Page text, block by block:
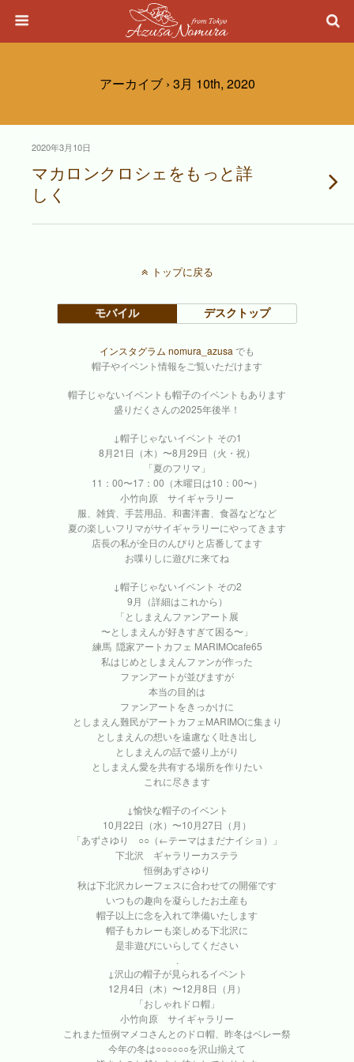
アーカイブ › 3月 10th, 2020
2020年3月10日
マカロンクロシェをもっと詳
しく
トップに戻る
モバイル デスクトップ
インスタグラム nomura_azusa でも
帽子やイベント情報をご覧いただけます
帽子じゃないイベントも帽子のイベントもあります
盛りだくさんの2025年後半！
↓帽子じゃないイベント その1
8月21日（木）〜8月29日（火・祝）
「夏のフリマ」
11：00〜17：00（木曜日は10：00〜）
小竹向原 サイギャラリー
服、雑貨、手芸用品、和書洋書、食器などなど
夏の楽しいフリマがサイギャラリーにやってきます
店長の私が全日のんびりと店番してます
お喋りしに遊びに来てね
↓帽子じゃないイベント その2
9月（詳細はこれから）
「としまえんファンアート展
〜としまえんが好きすぎて困る〜」
練馬 隠家アートカフェ MARIMOcafe65
私はじめとしまえんファンが作った
ファンアートが並びますが
本当の目的は
ファンアートをきっかけに
としまえん難民がアートカフェMARIMOに集まり
としまえんの想いを遠慮なく吐き出し
としまえんの話で盛り上がり
としまえん愛を共有する場所を作りたい
これに尽きます
↓愉快な帽子のイベント
10月22日（水）〜10月27日（月）
「あずさゆり ○○（←テーマはまだナイショ）」
下北沢 ギャラリーカステラ
恒例あずさゆり
秋は下北沢カレーフェスに合わせての開催です
いつもの趣向を凝らしたお土産も
帽子以上に念を入れて準備いたします
帽子もカレーも楽しめる下北沢に
是非遊びにいらしてください
.
↓沢山の帽子が見られるイベント
12月4日（木）〜12月8日（月）
「おしゃれドロ帽」
小竹向原 サイギャラリー
これまた恒例マメコさんとのドロ帽、昨冬はベレー祭
今年の冬は○○○○○○を沢山揃えて